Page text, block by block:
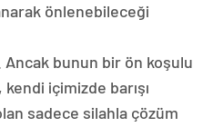
önlenebileceği
bunun bir ön koşulu
içimizde barışı
sadece silahla çözüm